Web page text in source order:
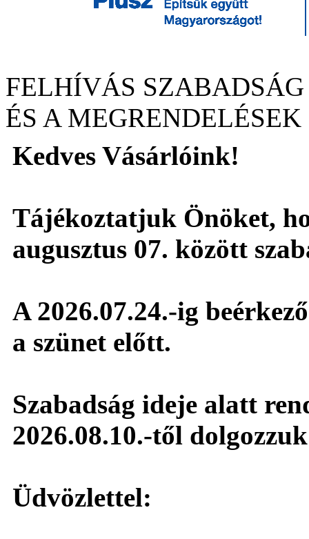
FELHÍVÁS
ÉS A
Kedves Vásárlóink!
Tájékoztatjuk Önöket,
augusztus 07. között
A 2026.07.24.-ig
a szünet előtt.
Szabadság ideje alatt
2026.08.10.-től
Üdvözlettel: